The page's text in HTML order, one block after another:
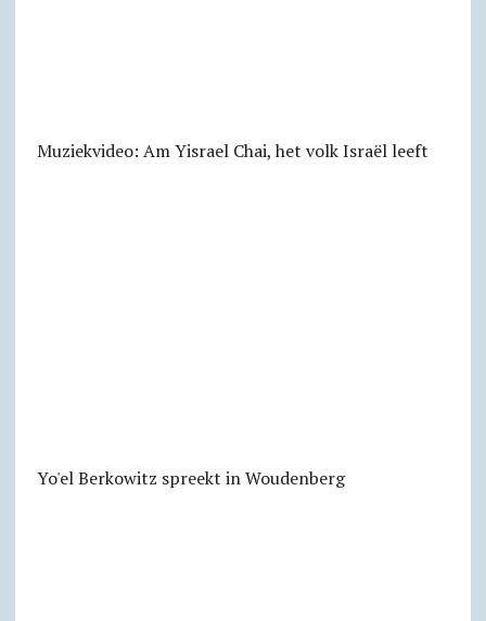
Muziekvideo: Am Yisrael Chai, het volk Israël leeft
Yo'el Berkowitz spreekt in Woudenberg